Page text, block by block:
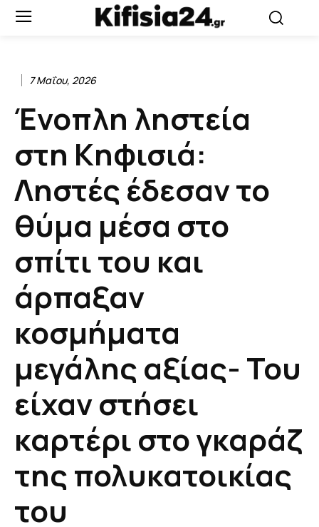
7 Μαΐου, 2026
Ένοπλη ληστεία
στη Κηφισιά:
Ληστές έδεσαν το
θύμα μέσα στο
σπίτι του και
άρπαξαν
κοσμήματα
μεγάλης αξίας- Του
είχαν στήσει
καρτέρι στο γκαράζ
της πολυκατοικίας
του